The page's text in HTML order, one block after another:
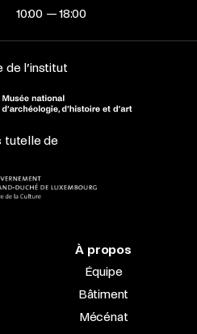
10:00 — 18:00
de l’institut
tutelle de
À propos
Équipe
Bâtiment
Mécénat